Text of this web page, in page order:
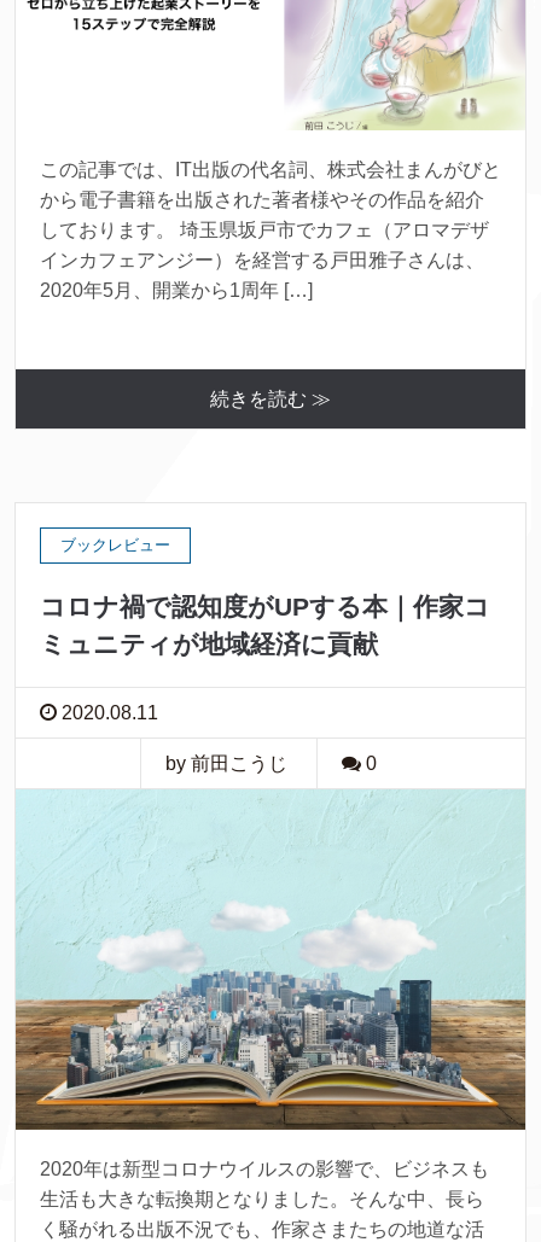
この記事では、IT出版の代名詞、株式会社まんがびと
から電子書籍を出版された著者様やその作品を紹介
しております。 埼玉県坂戸市でカフェ（アロマデザ
インカフェアンジー）を経営する戸田雅子さんは、
2020年5月、開業から1周年 […]
続きを読む ≫
ブックレビュー
コロナ禍で認知度がUPする本｜作家コ
ミュニティが地域経済に貢献
2020.08.11
by 前田こうじ 0
2020年は新型コロナウイルスの影響で、ビジネスも
生活も大きな転換期となりました。そんな中、長ら
く騒がれる出版不況でも、作家さまたちの地道な活